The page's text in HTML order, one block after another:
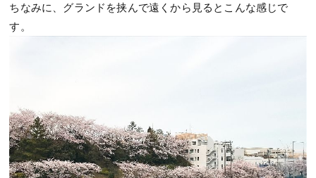
ちなみに、グランドを挟んで遠くから見るとこんな感じで
す。